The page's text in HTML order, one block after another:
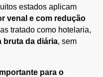
venal e com redução
tratado como hotelaria,
bruta da diária, sem
para o